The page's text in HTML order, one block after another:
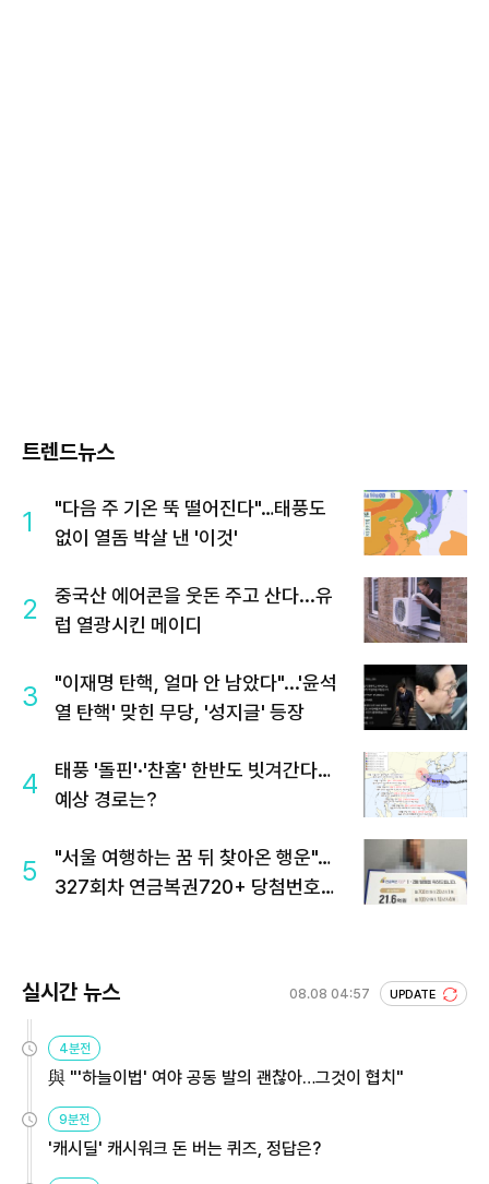
트렌드뉴스
1
"다음 주 기온 뚝 떨어진다"…태풍도
없이 열돔 박살 낸 '이것'
2
중국산 에어콘을 웃돈 주고 산다...유
럽 열광시킨 메이디
3
"이재명 탄핵, 얼마 안 남았다"...'윤석
열 탄핵' 맞힌 무당, '성지글' 등장
4
태풍 '돌핀'·'찬홈' 한반도 빗겨간다…
예상 경로는?
5
"서울 여행하는 꿈 뒤 찾아온 행운"…
327회차 연금복권720+ 당첨번호조
실시간 뉴스 08.08 04:57 UPDATE
4분전
與 "'하늘이법' 여야 공동 발의 괜찮아…그것이 협치"
9분전
'캐시딜' 캐시워크 돈 버는 퀴즈, 정답은?